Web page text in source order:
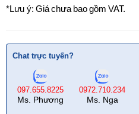
*Lưu ý: Giá chưa bao gồm VAT.
Chat trực tuyến?
097.655.8225
Ms. Phương
0972.710.234
Ms. Nga